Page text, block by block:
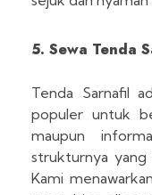
5. Sewa Tenda
Tenda Sarnafil
populer untuk
maupun
strukturnya yang
Kami